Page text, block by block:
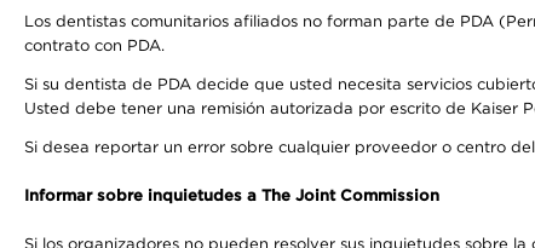
Los dentistas comunitarios afiliados no forman parte de PDA
contrato con PDA.
Si su dentista de PDA decide que usted necesita servicios
Usted debe tener una remisión autorizada por escrito de
Si desea reportar un error sobre cualquier proveedor o centro
Informar sobre inquietudes a The Joint Commission
Si los organizadores no pueden resolver sus inquietudes sobre